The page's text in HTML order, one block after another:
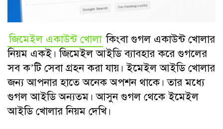
জিমেইল একাউন্ট খোলা কিংবা গুগল একাউন্ট খোলার
নিয়ম একই। জিমেইল আইডি ব্যাবহার করে গুগলের
সব ক’টি সেবা গ্রহন করা যায়। ইমেইল আইডি খোলার
জন্য আপনার হাতে অনেক অপশন থাকে। তার মধ্যে
গুগল আইডি অন্যতম। আসুন গুগল থেকে ইমেইল
আইডি খোলার নিয়ম দেখি।